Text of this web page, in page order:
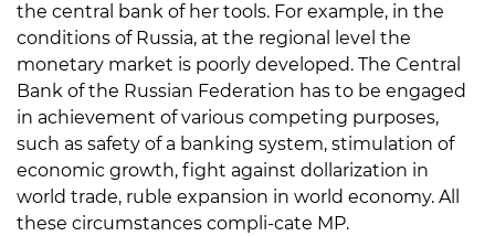
the central bank of her tools. For example, in the
conditions of Russia, at the regional level the
monetary market is poorly developed. The Central
Bank of the Russian Federation has to be engaged
in achievement of various competing purposes,
such as safety of a banking system, stimulation of
economic growth, fight against dollarization in
world trade, ruble expansion in world economy. All
these circumstances compli-cate MP.